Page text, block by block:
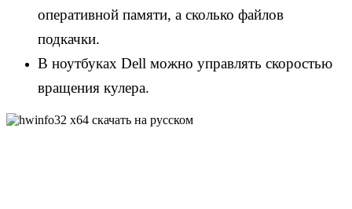
оперативной памяти, а сколько файлов
подкачки.
В ноутбуках Dell можно управлять скоростью
вращения кулера.